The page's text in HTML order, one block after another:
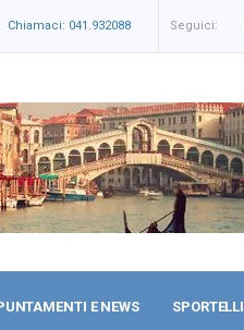
Chiamaci: 041.932088 Seguici:
E NEWS SPORTELLI